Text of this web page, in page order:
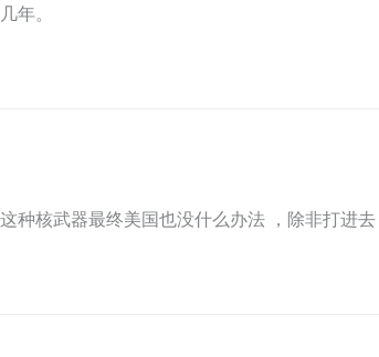
年。
种核武器最终美国也没什么办法 ，除非打进去